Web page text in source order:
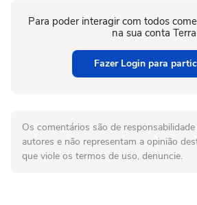
Para poder interagir com todos
na sua conta Terra
Fazer Login para
Os comentários são de
autores e não representam a opinião
que viole os termos de uso, denuncie.